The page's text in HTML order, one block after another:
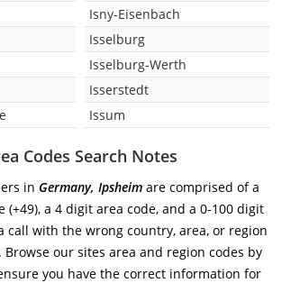
Isny-Eisenbach
Isselburg
Isselburg-Werth
Isserstedt
Issum
Codes Search Notes
in Germany, Ipsheim are comprised of a
(+49), a 4 digit area code, and a 0-100 digit
call with the wrong country, area, or region
Browse our sites area and region codes by
you have the correct information for